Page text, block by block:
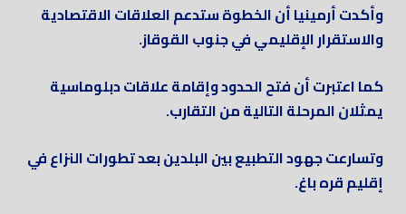
وأكدت أرمينيا أن الخطوة ستدعم العلاقات الاقتصادية
والاستقرار الإقليمي في جنوب القوقاز.
كما اعتبرت أن فتح الحدود وإقامة علاقات دبلوماسية
يمثلان المرحلة التالية من التقارب.
وتسارعت جهود التطبيع بين البلدين بعد تطورات النزاع في
إقليم قره باغ.